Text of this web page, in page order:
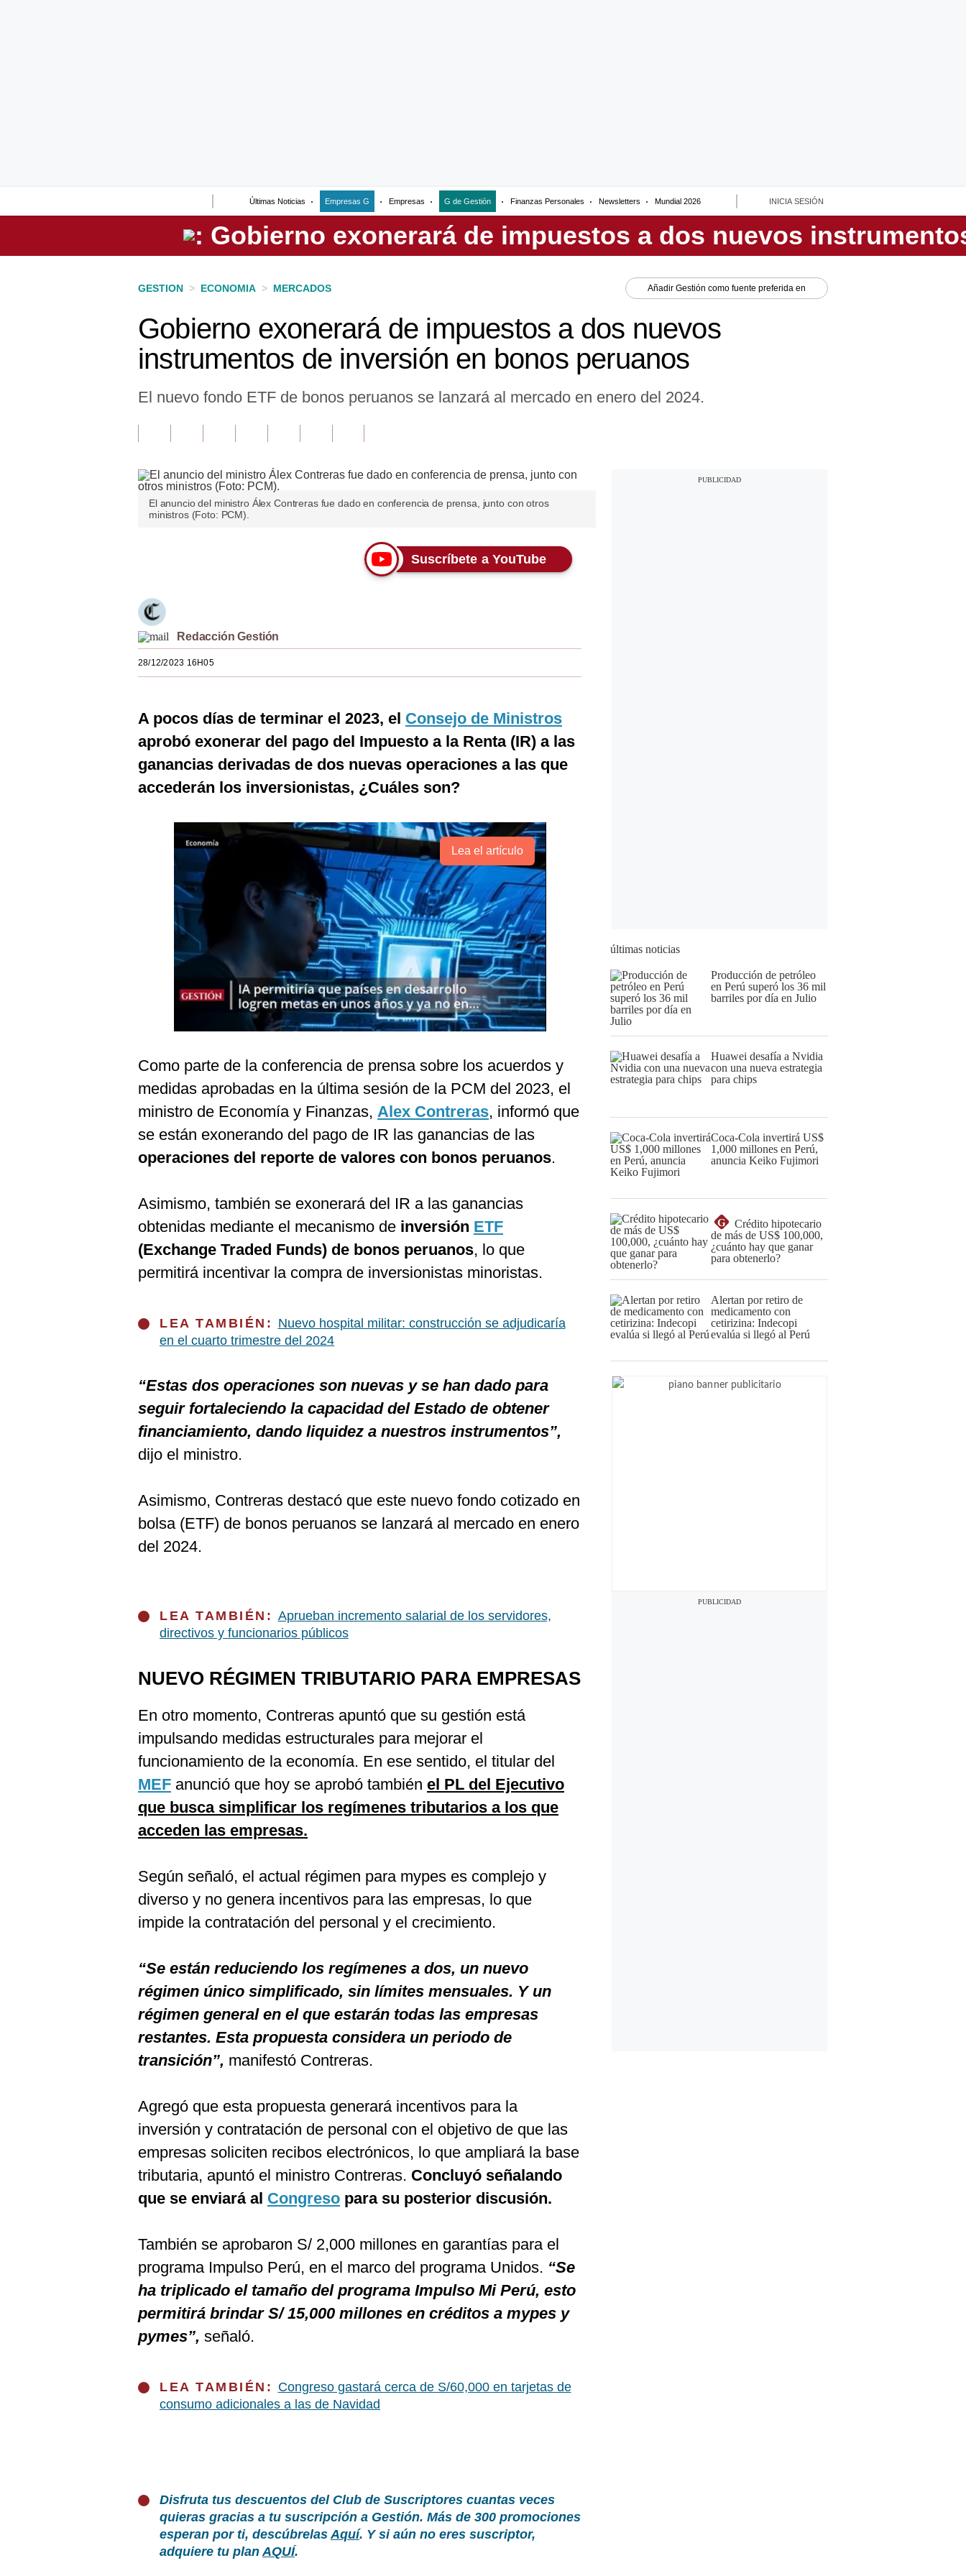
Últimas Noticias Empresas G Empresas G de Gestión Finanzas Personales Newsletters Mundial 2026 INICIA SESIÓN
Perú
GESTION > ECONOMIA > MERCADOS Añadir Gestión como fuente preferida en
Gobierno exonerará de impuestos a dos nuevos
instrumentos de inversión en bonos peruanos
El nuevo fondo ETF de bonos peruanos se lanzará al mercado en enero del 2024.
El anuncio del ministro Álex Contreras fue dado en conferencia de prensa, junto con otros
ministros (Foto: PCM).
Suscríbete a YouTube
Redacción Gestión
28/12/2023 16H05
A pocos días de terminar el 2023, el Consejo de Ministros
aprobó exonerar del pago del Impuesto a la Renta (IR) a las
ganancias derivadas de dos nuevas operaciones a las que
accederán los inversionistas, ¿Cuáles son?
Lea el artículo
Como parte de la conferencia de prensa sobre los acuerdos y
medidas aprobadas en la última sesión de la PCM del 2023, el
ministro de Economía y Finanzas, Alex Contreras, informó que
se están exonerando del pago de IR las ganancias de las
operaciones del reporte de valores con bonos peruanos.
Asimismo, también se exonerará del IR a las ganancias
obtenidas mediante el mecanismo de inversión ETF
(Exchange Traded Funds) de bonos peruanos, lo que
permitirá incentivar la compra de inversionistas minoristas.
LEA TAMBIÉN: Nuevo hospital militar: construcción se adjudicaría
en el cuarto trimestre del 2024
“Estas dos operaciones son nuevas y se han dado para
seguir fortaleciendo la capacidad del Estado de obtener
financiamiento, dando liquidez a nuestros instrumentos”,
dijo el ministro.
Asimismo, Contreras destacó que este nuevo fondo cotizado en
bolsa (ETF) de bonos peruanos se lanzará al mercado en enero
del 2024.
LEA TAMBIÉN: Aprueban incremento salarial de los servidores,
directivos y funcionarios públicos
NUEVO RÉGIMEN TRIBUTARIO PARA EMPRESAS
En otro momento, Contreras apuntó que su gestión está
impulsando medidas estructurales para mejorar el
funcionamiento de la economía. En ese sentido, el titular del
MEF anunció que hoy se aprobó también el PL del Ejecutivo
que busca simplificar los regímenes tributarios a los que
acceden las empresas.
Según señaló, el actual régimen para mypes es complejo y
diverso y no genera incentivos para las empresas, lo que
impide la contratación del personal y el crecimiento.
“Se están reduciendo los regímenes a dos, un nuevo
régimen único simplificado, sin límites mensuales. Y un
régimen general en el que estarán todas las empresas
restantes. Esta propuesta considera un periodo de
transición”, manifestó Contreras.
Agregó que esta propuesta generará incentivos para la
inversión y contratación de personal con el objetivo de que las
empresas soliciten recibos electrónicos, lo que ampliará la base
tributaria, apuntó el ministro Contreras. Concluyó señalando
que se enviará al Congreso para su posterior discusión.
También se aprobaron S/ 2,000 millones en garantías para el
programa Impulso Perú, en el marco del programa Unidos. “Se
ha triplicado el tamaño del programa Impulso Mi Perú, esto
permitirá brindar S/ 15,000 millones en créditos a mypes y
pymes”, señaló.
LEA TAMBIÉN: Congreso gastará cerca de S/60,000 en tarjetas de
consumo adicionales a las de Navidad
Disfruta tus descuentos del Club de Suscriptores cuantas veces
quieras gracias a tu suscripción a Gestión. Más de 300 promociones
esperan por ti, descúbrelasAquí. Y si aún no eres suscriptor,
adquiere tu planAQUÍ.
últimas noticias
Producción de petróleo
en Perú superó los 36 mil
barriles por día en Julio
Huawei desafía a Nvidia
con una nueva estrategia
para chips
Coca-Cola invertirá US$
1,000 millones en Perú,
anuncia Keiko Fujimori
G
Crédito hipotecario
de más de US$ 100,000,
¿cuánto hay que ganar
para obtenerlo?
Alertan por retiro de
medicamento con
cetirizina: Indecopi
evalúa si llegó al Perú